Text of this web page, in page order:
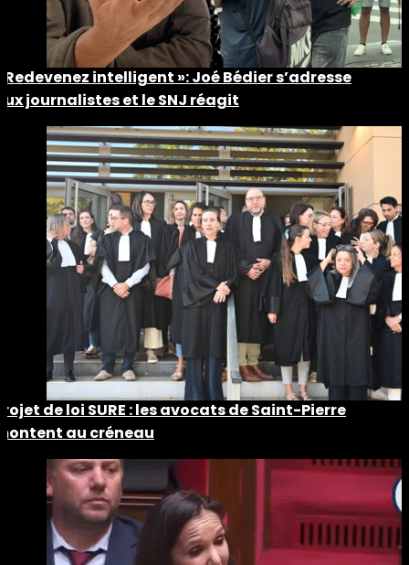
Redevenez intelligent »: Joé Bédier s’adresse
journalistes et le SNJ réagit
de loi SURE : les avocats de Saint-Pierre
au créneau